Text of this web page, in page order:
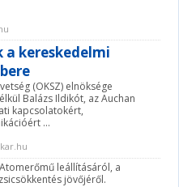
a kereskedelmi
(OKSZ) elnöksége
Balázs Ildikót, az Auchan
kapcsolatokért,
...
leállításáról, a
jövőjéről.